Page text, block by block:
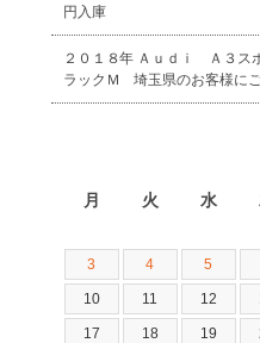
円入庫
２０１８年 Ａｕｄｉ Ａ３
ラックＭ 埼玉県のお客様に
月 火 水
3 4 5
10 11 12
17 18 19